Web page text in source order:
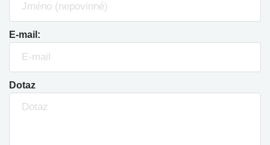
E-mail:
Dotaz